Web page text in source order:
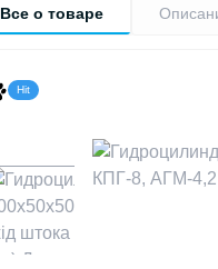
Все о товаре
Hit